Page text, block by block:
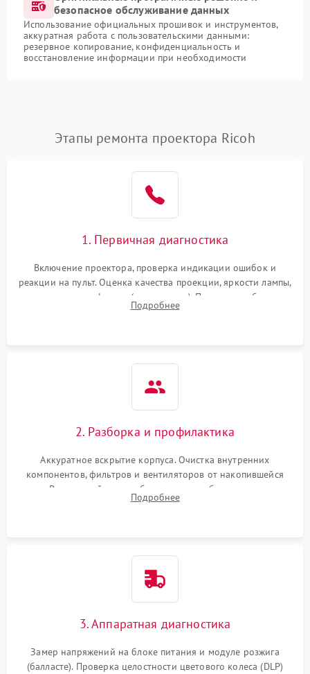
безопасное обслуживание данных
Использование официальных прошивок и инструментов,
аккуратная работа с пользовательскими данными:
резервное копирование, конфиденциальность и
восстановление информации при необходимости
Этапы ремонта проектора Ricoh
1. Первичная диагностика
Включение проектора, проверка индикации ошибок и
реакции на пульт. Оценка качества проекции, яркости лампы,
наличия артефактов (точки, пятна). Проверка работы
системы охлаждения по уровню шума вентиляторов.
Подробнее
2. Разборка и профилактика
Аккуратное вскрытие корпуса. Очистка внутренних
компонентов, фильтров и вентиляторов от накопившейся
пыли. Визуальный осмотр блока питания, балласта лампы и
материнской платы на наличие прогаров или вздутых
Подробнее
3. Аппаратная диагностика
Замер напряжений на блоке питания и модуле розжига
(балласте). Проверка целостности цветового колеса (DLP)